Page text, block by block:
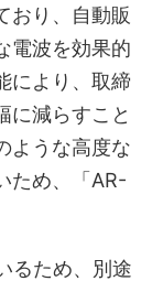
おり、自動販
電波を効果的
により、取締
に減らすこと
ような高度な
ため、「AR-
るため、別途